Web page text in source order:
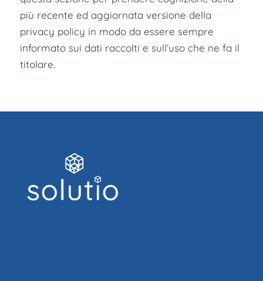
più recente ed aggiornata versione della
privacy policy in modo da essere sempre
informato sui dati raccolti e sull’uso che ne fa il
titolare.